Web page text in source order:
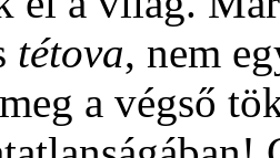
tétova, nem
a végső